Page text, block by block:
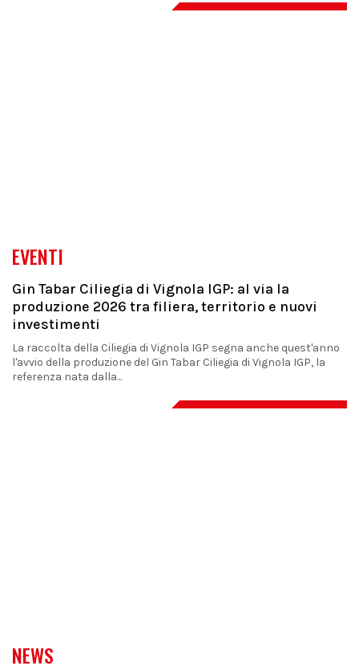
EVENTI
Gin Tabar Ciliegia di Vignola IGP: al via la
produzione 2026 tra filiera, territorio e nuovi
investimenti
La raccolta della Ciliegia di Vignola IGP segna anche quest'anno
l'avvio della produzione del Gin Tabar Ciliegia di Vignola IGP, la
referenza nata dalla...
NEWS